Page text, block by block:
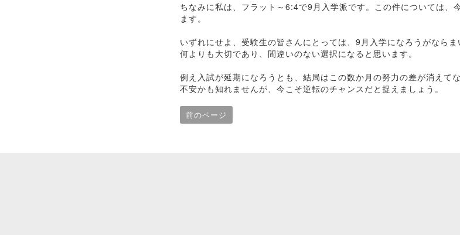
ちなみに私は、フラット～6:4で9月入学派です。この件については、
ます。
いずれにせよ、受験生の皆さんにとっては、9月入学になろうがなら
何よりも大切であり、間違いのない選択になると思います。
例え入試が延期になろうとも、結局はこの数か月の努力の差が消えて
不安かも知れませんが、今こそ逆転のチャンスだと捉えましょう。
前のページ